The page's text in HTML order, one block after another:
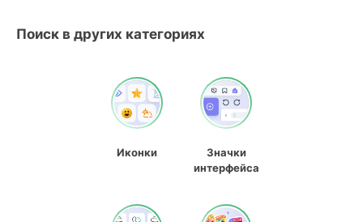
Поиск в других категориях
Иконки
Значки
интерфейса